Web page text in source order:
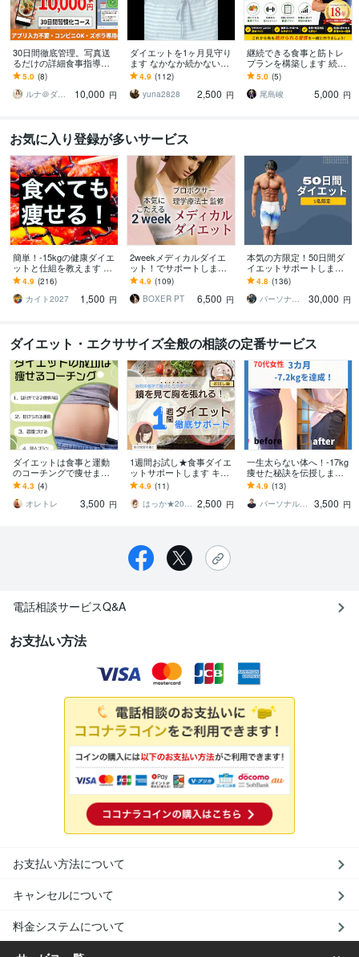
30日間徹底管理。写真送
るだけの詳細食事指導し
ます じっくり体質改善。1
日330円で一生太らない知
識！
5.0 (8)
ルナ＠ダイエットサポーター
10,000 円
ダイエットを1ヶ月見守り
ます なかなか続かないダ
イエット。1ヶ月間続くよ
うにサポートします
4.9 (112)
yuna2828
2,500 円
継続できる食事と筋トレ
プランを構築します 続け
られるから身体は変わ
る。持続可能なプランを
ご提案します。
5.0 (5)
尾島峻
5,000 円
お気に入り登録が多いサービス
簡単！-15kgの健康ダイエ
ットと仕組を教えます 痩
せたい人★『食べても痩
せる』体験談■運動なし、
ストレスなし
4.9 (216)
カイト2027
1,500 円
2weekメディカルダイエ
ット！でサポートします
はじめてご利用の方限
定！気軽に試せるお試し
ダイエットサポート
4.9 (109)
BOXER PT
6,500 円
本気の方限定！50日間ダ
イエットサポートします
食べながら健康的に痩せ
る方法とメンタルケアは
お任せください！
4.8 (136)
パーソナルトレーナーYOSHIKI
30,000 円
ダイエット・エクササイズ全般の相談の定番サービス
ダイエットは食事と運動
のコーチングで痩せます
痩せるための方法は個人
差があり、自分のやり方
を見つけていく
4.3 (4)
オレトレ
3,500 円
1週間お試し★食事ダイエ
ットサポートします キツ
イ食事制限しない "食べ
方"をかえてダイエットと
決別
4.9 (11)
はっか★200名の食事改善した管理栄養士 2,500 円
一生太らない体へ！-17kg
痩せた秘訣を伝授します
アップライフ式ダイエッ
トテキスト(PDF)
4.9 (13)
パーソナルトレーナー 渡辺
3,500 円
電話相談サービスQ&A
お支払い方法
お支払い方法について
キャンセルについて
料金システムについて